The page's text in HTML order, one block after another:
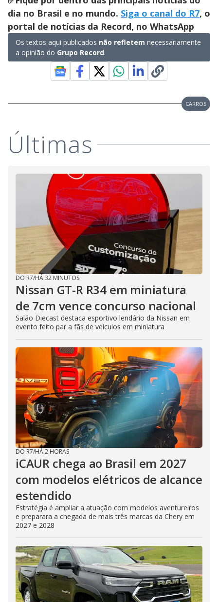
dia no Brasil e no mundo. Siga o canal do R7, o
portal de notícias da Record, no WhatsApp
Os textos aqui publicados não refletem necessariamente
a opinião do Grupo Record.
CARROS
Últimas
DO R7/HÁ 32 MINUTOS
Nissan GT-R R34 em miniatura
de 7cm vence concurso nacional
Salão Diecast destaca esportivo lendário da Nissan em
evento feito par a fãs de veículos em miniatura
DO R7/HÁ 2 HORAS
iCAUR chega ao Brasil em 2027
com modelos elétricos de alcance
estendido
Estratégia é ampliar a atuação com modelos aventureiros
e preparara a chegada de mais três marcas da Chery em
2027 e 2028